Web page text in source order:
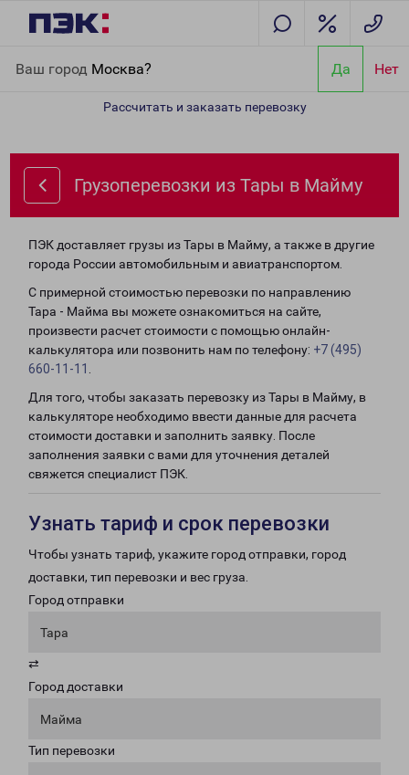
Ваш город Москва? Да Нет
Рассчитать и заказать перевозку
Грузоперевозки из Тары в Майму
ПЭК доставляет грузы из Тары в Майму, а также в другие
города России автомобильным и авиатранспортом.
С примерной стоимостью перевозки по направлению
Тара - Майма вы можете ознакомиться на сайте,
произвести расчет стоимости с помощью онлайн-
калькулятора или позвонить нам по телефону: +7 (495)
660-11-11
Для того, чтобы заказать перевозку из Тары в Майму, в
калькуляторе необходимо ввести данные для расчета
стоимости доставки и заполнить заявку. После
заполнения заявки с вами для уточнения деталей
свяжется специалист ПЭК.
Узнать тариф и срок перевозки
Чтобы узнать тариф, укажите город отправки, город
доставки, тип перевозки и вес груза.
Город отправки
Тара
⇄
Город доставки
Майма
Тип перевозки